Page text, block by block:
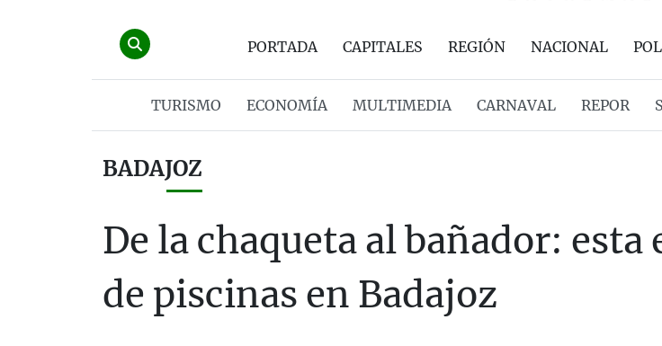
PORTADA CAPITALES REGIÓN NACIONAL
TURISMO ECONOMÍA MULTIMEDIA CARNAVAL REPOR
BADAJOZ
De la chaqueta al bañador: esta
de piscinas en Badajoz